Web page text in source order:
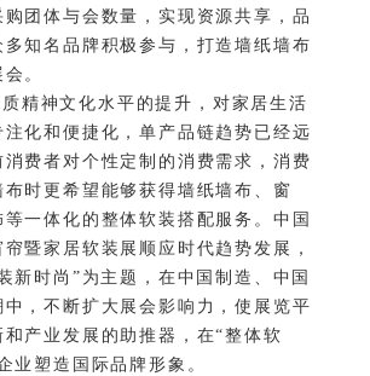
团体与会数量，实现资源共享，品
多知名品牌积极参与，打造墙纸墙布
。
神文化水平的提升，对家居生活
注化和便捷化，单产品链趋势已经远
费者对个性定制的消费需求，消费
时更希望能够获得墙纸墙布、窗
一体化的整体软装搭配服务。中国
暨家居软装展顺应时代趋势发展，
新时尚”为主题，在中国制造、中国
，不断扩大展会影响力，使展览平
产业发展的助推器，在“整体软
业塑造国际品牌形象。